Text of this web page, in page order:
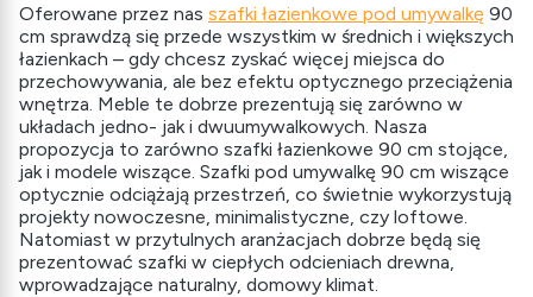
Oferowane przez nas szafki łazienkowe pod umywalkę 90
cm sprawdzą się przede wszystkim w średnich i większych
łazienkach – gdy chcesz zyskać więcej miejsca do
przechowywania, ale bez efektu optycznego przeciążenia
wnętrza. Meble te dobrze prezentują się zarówno w
układach jedno- jak i dwuumywalkowych. Nasza
propozycja to zarówno szafki łazienkowe 90 cm stojące,
jak i modele wiszące. Szafki pod umywalkę 90 cm wiszące
optycznie odciążają przestrzeń, co świetnie wykorzystują
projekty nowoczesne, minimalistyczne, czy loftowe.
Natomiast w przytulnych aranżacjach dobrze będą się
prezentować szafki w ciepłych odcieniach drewna,
wprowadzające naturalny, domowy klimat.